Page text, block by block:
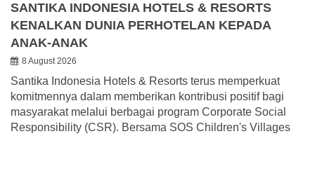
SANTIKA INDONESIA HOTELS & RESORTS
KENALKAN DUNIA PERHOTELAN KEPADA
ANAK-ANAK
8 August 2026
Santika Indonesia Hotels & Resorts terus memperkuat
komitmennya dalam memberikan kontribusi positif bagi
masyarakat melalui berbagai program Corporate Social
Responsibility (CSR). Bersama SOS Children's Villages